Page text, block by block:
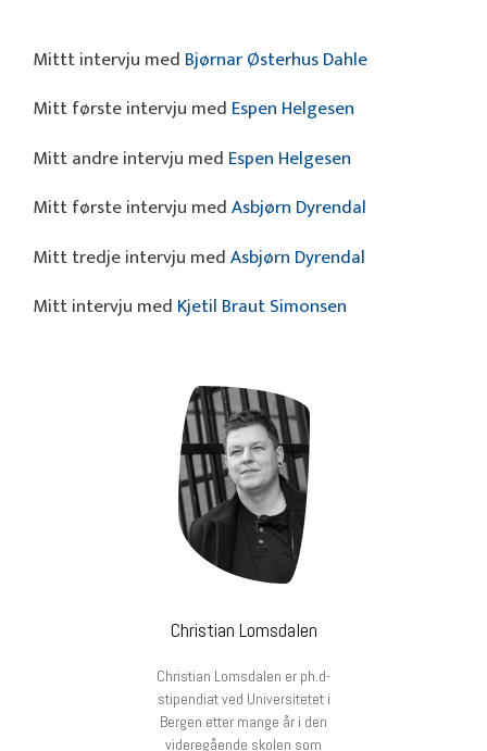
Mittt intervju med Bjørnar Østerhus Dahle
Mitt første intervju med Espen Helgesen
Mitt andre intervju med Espen Helgesen
Mitt første intervju medAsbjørn Dyrendal
Mitt tredje intervju medAsbjørn Dyrendal
Mitt intervju med Kjetil Braut Simonsen
Christian Lomsdalen
Christian Lomsdalen er ph.d-
stipendiat ved Universitetet i
Bergen etter mange år i den
videregående skolen som